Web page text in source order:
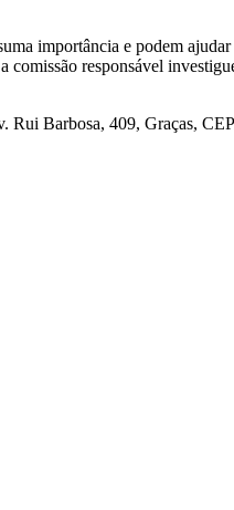
importância e podem
comissão responsável
Rui Barbosa, 409, Graças,